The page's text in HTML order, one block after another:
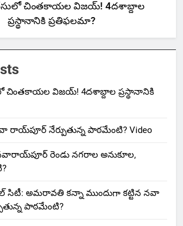
చింతకాయల విజయ్‌! 4దశాబ్దాల
ప్రస్థానానికి ప్రతిఫలమా?
చింతకాయల విజయ్‌! 4దశాబ్దాల ప్రస్థానానికి
నేర్పుతున్న పాఠమేంటి? Video
రెండు నగరాల అనుకూల,
సిటీ: అమరావతి కన్నా ముందుగా కట్టిన నవా
పాఠమేంటి?